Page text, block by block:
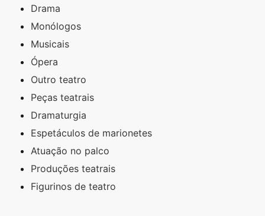
Drama
Monólogos
Musicais
Ópera
Outro teatro
Peças teatrais
Dramaturgia
Espetáculos de marionetes
Atuação no palco
Produções teatrais
Figurinos de teatro